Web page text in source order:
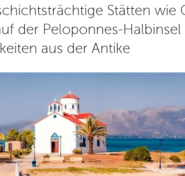
Stätten wie
der Peloponnes-
aus der Antike